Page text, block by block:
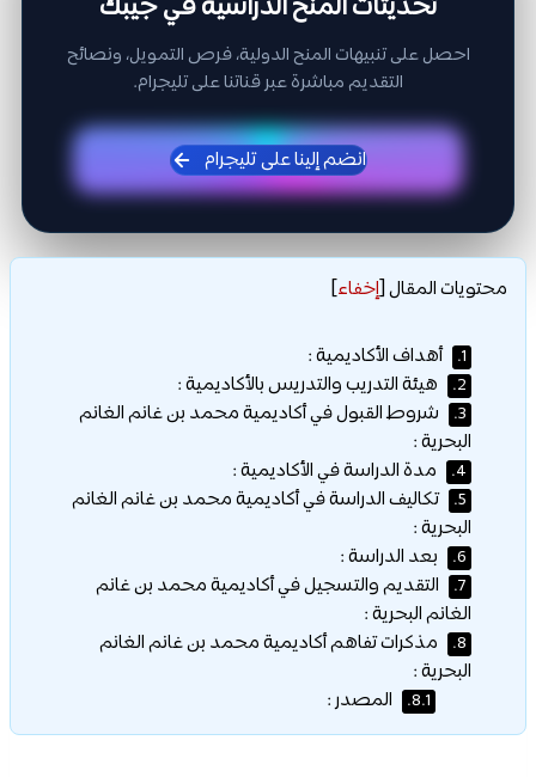
تحديثات المنح الدراسية في جيبك
احصل على تنبيهات المنح الدولية، فرص التمويل، ونصائح
التقديم مباشرة عبر قناتنا على تليجرام.
انضم إلينا على تليجرام
محتويات المقال[إخفاء]
1. أهداف الأكاديمية :
2. هيئة التدريب والتدريس بالأكاديمية :
3.
شروط القبول في أكاديمية محمد بن غانم الغانم
البحرية :
4. مدة الدراسة في الأكاديمية :
5.
تكاليف الدراسة في أكاديمية محمد بن غانم الغانم
البحرية :
6. بعد الدراسة :
7.
التقديم والتسجيل في أكاديمية محمد بن غانم
الغانم البحرية :
8.
مذكرات تفاهم أكاديمية محمد بن غانم الغانم
البحرية :
8.1. المصدر :